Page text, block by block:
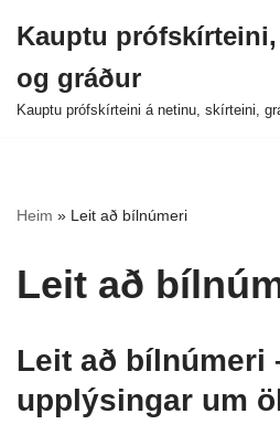
í
efni
Kauptu
og gráður
Kauptu prófskírteini á netinu, skírteini,
Heim » Leit að bílnúmeri
Leit að
Leit að bílnúmeri
upplýsingar um